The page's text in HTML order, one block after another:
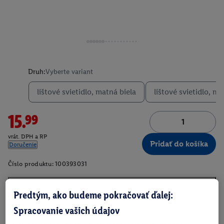
Druh:Vyberte variant
lištové svietidlo, matná biela lištové svietidlo,
15.99
vrát. DPH a RP
Doručenie
Pridať do košíka
Číslo produktu: 100393031
O produkte
Predtým, ako budeme pokračovať ďalej:
Spracovanie vašich údajov